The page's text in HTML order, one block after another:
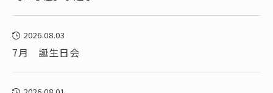
2026.08.03
7月 誕生日会